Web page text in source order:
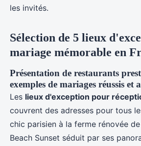
les invités.
Sélection de 5 lieux
mariage mémorable en
Présentation de restaurants
exemples de mariages réussis et
Les lieux d'exception pour
couvrent des adresses pour tous
chic parisien à la ferme rénovée
Beach Sunset séduit par ses